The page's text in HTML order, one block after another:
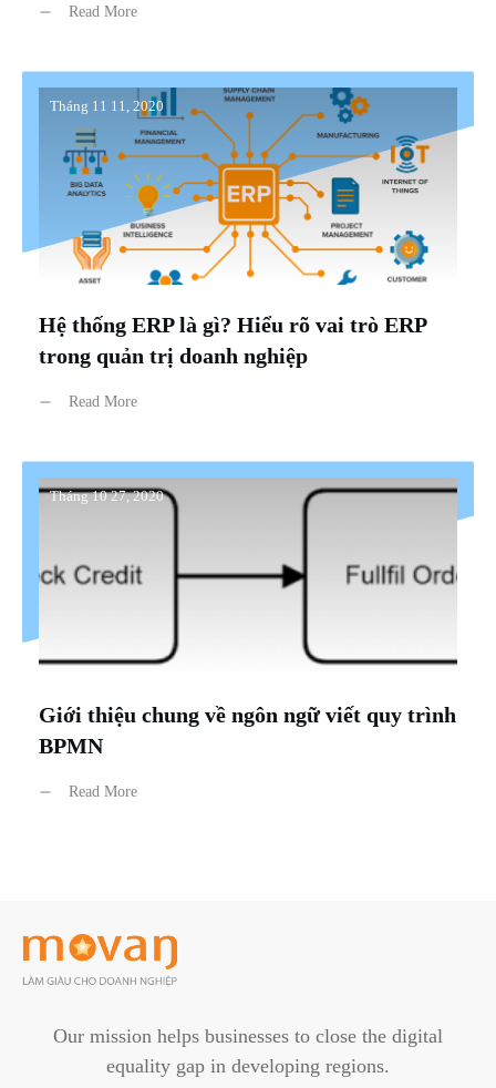
Read More
Tháng 11 11, 2020
Hệ thống ERP là gì? Hiểu rõ vai trò ERP
trong quản trị doanh nghiệp
Read More
Tháng 10 27, 2020
Giới thiệu chung về ngôn ngữ viết quy trình
BPMN
Read More
Our mission helps businesses to close the digital
equality gap in developing regions.